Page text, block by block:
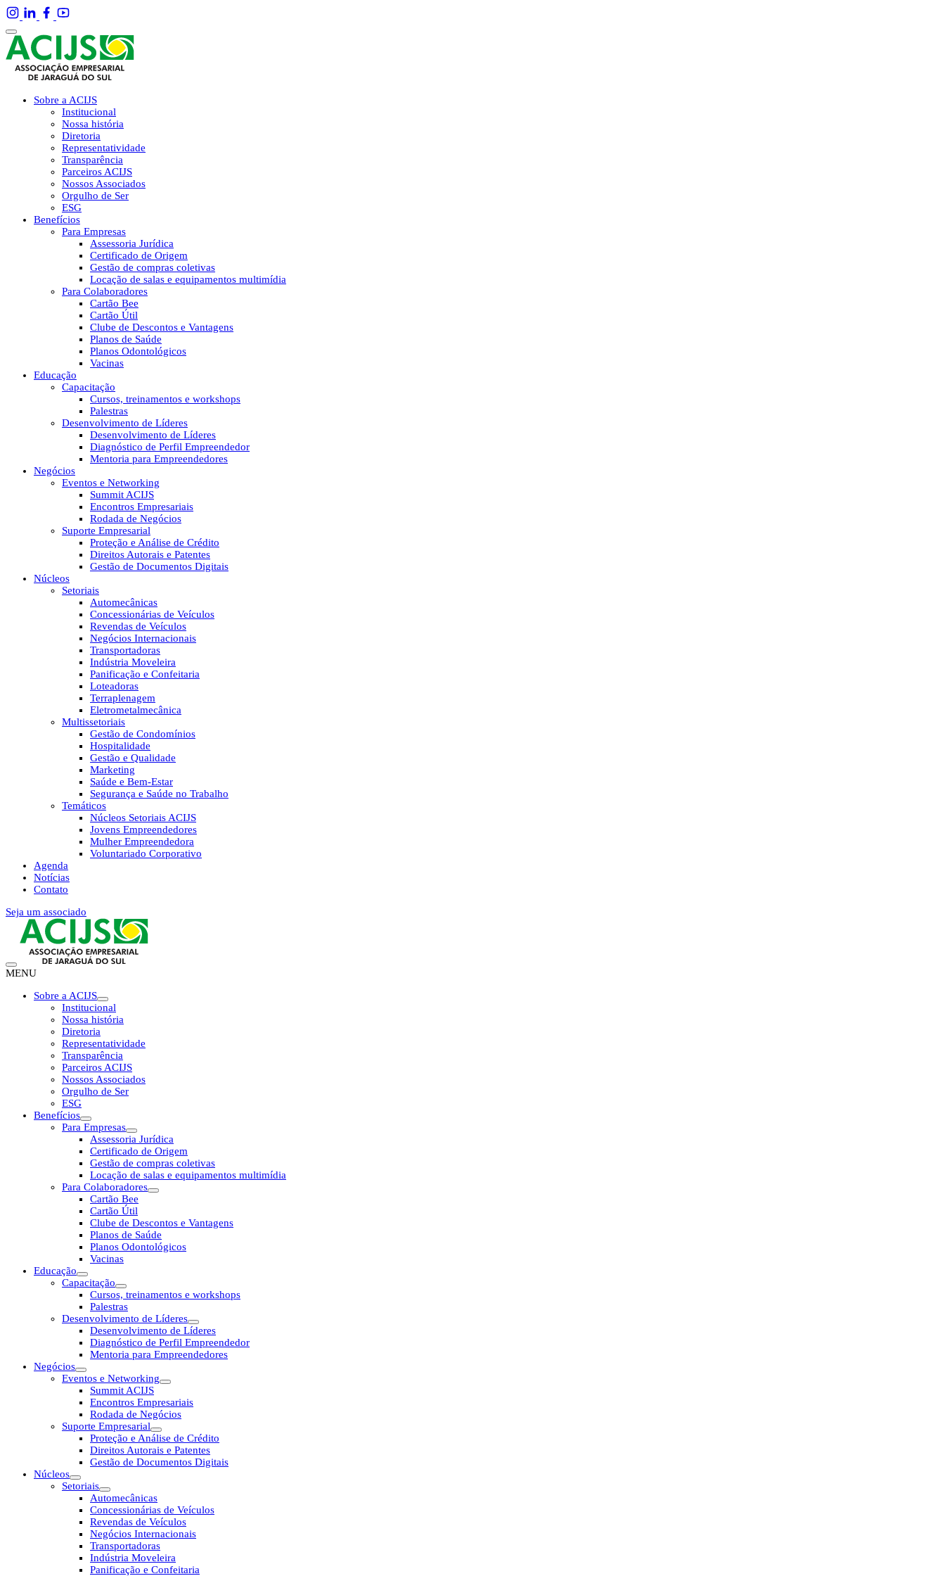
Sobre a ACIJS
Institucional
Nossa história
Diretoria
Representatividade
Transparência
Parceiros ACIJS
Nossos Associados
Orgulho de Ser
ESG
Benefícios
Para Empresas
Assessoria Jurídica
Certificado de Origem
Gestão de compras coletivas
Locação de salas e equipamentos multimídia
Para Colaboradores
Cartão Bee
Cartão Útil
Clube de Descontos e Vantagens
Planos de Saúde
Planos Odontológicos
Vacinas
Educação
Capacitação
Cursos, treinamentos e workshops
Palestras
Desenvolvimento de Líderes
Desenvolvimento de Líderes
Diagnóstico de Perfil Empreendedor
Mentoria para Empreendedores
Negócios
Eventos e Networking
Summit ACIJS
Encontros Empresariais
Rodada de Negócios
Suporte Empresarial
Proteção e Análise de Crédito
Direitos Autorais e Patentes
Gestão de Documentos Digitais
Núcleos
Setoriais
Automecânicas
Concessionárias de Veículos
Revendas de Veículos
Negócios Internacionais
Transportadoras
Indústria Moveleira
Panificação e Confeitaria
Loteadoras
Terraplenagem
Eletrometalmecânica
Multissetoriais
Gestão de Condomínios
Hospitalidade
Gestão e Qualidade
Marketing
Saúde e Bem-Estar
Segurança e Saúde no Trabalho
Temáticos
Núcleos Setoriais ACIJS
Jovens Empreendedores
Mulher Empreendedora
Voluntariado Corporativo
Agenda
Notícias
Contato
Seja um associado
MENU
Sobre a ACIJS
Institucional
Nossa história
Diretoria
Representatividade
Transparência
Parceiros ACIJS
Nossos Associados
Orgulho de Ser
ESG
Benefícios
Para Empresas
Assessoria Jurídica
Certificado de Origem
Gestão de compras coletivas
Locação de salas e equipamentos multimídia
Para Colaboradores
Cartão Bee
Cartão Útil
Clube de Descontos e Vantagens
Planos de Saúde
Planos Odontológicos
Vacinas
Educação
Capacitação
Cursos, treinamentos e workshops
Palestras
Desenvolvimento de Líderes
Desenvolvimento de Líderes
Diagnóstico de Perfil Empreendedor
Mentoria para Empreendedores
Negócios
Eventos e Networking
Summit ACIJS
Encontros Empresariais
Rodada de Negócios
Suporte Empresarial
Proteção e Análise de Crédito
Direitos Autorais e Patentes
Gestão de Documentos Digitais
Núcleos
Setoriais
Automecânicas
Concessionárias de Veículos
Revendas de Veículos
Negócios Internacionais
Transportadoras
Indústria Moveleira
Panificação e Confeitaria